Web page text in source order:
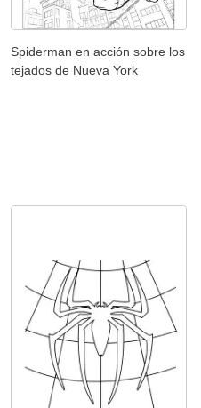
Spiderman en acción sobre los
tejados de Nueva York